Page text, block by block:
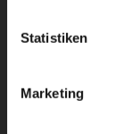
Statistiken
Marketing